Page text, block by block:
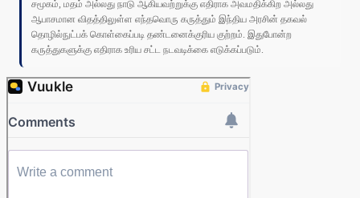
சமூகம், மதம் அல்லது நாடு ஆகியவற்றுக்கு எதிராக அவமதிக்கிற அல்லது
ஆபாசமான விதத்திலுள்ள எந்தவொரு கருத்தும் இந்திய அரசின் தகவல்
தொழில்நுட்பக் கொள்கைப்படி தண்டனைக்குரிய குற்றம். இதுபோன்ற
கருத்துகளுக்கு எதிராக உரிய சட்ட நடவடிக்கை எடுக்கப்படும்.